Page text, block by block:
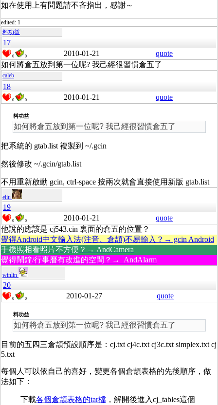
如在使用上有問題請不吝指出，感謝～
edited: 1
料功益
17
0 0 2010-01-21
quote
如何將倉五放到第一位呢? 我己經很習慣倉五了
caleb
18
0 0 2010-01-21 quote
料功益
如何將倉五放到第一位呢? 我己經很習慣倉五了
把系統的 gtab.list 複製到 ~/.gcin
然後修改 ~/.gcin/gtab.list
不用重新啟動 gcin, ctrl-space 按兩次就會直接使用新版 gtab.list
eliu
19
0 0 2010-01-21
quote
他說的應該是 cj543.cin 裏面的倉五的位置？
覺得Android中文輸入法(注音、倉頡)不易輸入？→ gcin Android
手機照相看照片不方便？→ AndCamera
覺得鬧鐘/行事曆有改進的空間？→ AndAlarm
winlin
20
0 0 2010-01-27 quote
料功益
如何將倉五放到第一位呢? 我己經很習慣倉五了
目前的五四三倉頡預設順序是：cj.txt cj4c.txt cj3c.txt simplex.txt cj
5.txt
每個人可以依自己的喜好，變更各個倉頡表格的先後順序，做
法如下：
下載各個倉頡表格的tar檔 ，解開後進入cj_tables這個